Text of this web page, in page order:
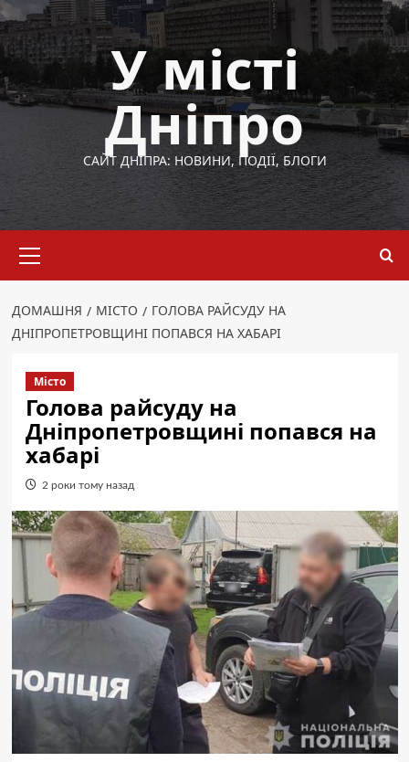
Перейти
до
вмісту
У місті
Дніпро
САЙТ ДНІПРА: НОВИНИ, ПОДІЇ, БЛОГИ
меню
ДОМАШНЯ МІСТО
ГОЛОВА РАЙСУДУ НА
ДНІПРОПЕТРОВЩИНІ ПОПАВСЯ НА ХАБАРІ
Місто
Голова райсуду на
Дніпропетровщині попався на
хабарі
2 роки тому назад